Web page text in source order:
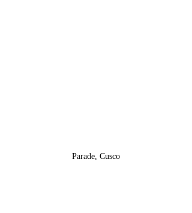
Parade, Cusco